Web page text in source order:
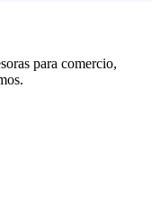
para comercio,